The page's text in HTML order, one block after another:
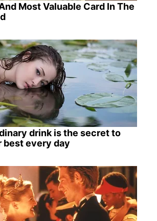
Most Valuable Card In The
drink is the secret to
best every day